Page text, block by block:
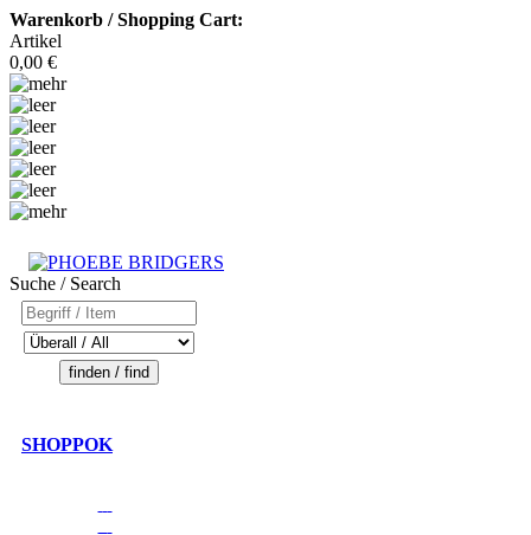
Warenkorb / Shopping Cart:
Artikel
0,00 €
Suche / Search
SHOPPOK